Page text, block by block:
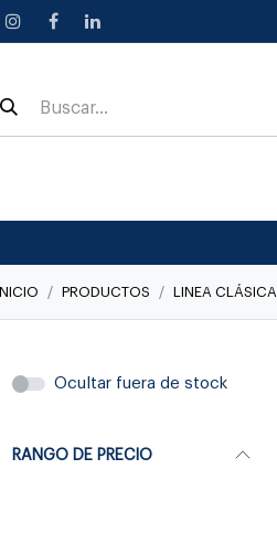
INICIO PRODUCTOS LINEA CLÁSICA
Ocultar fuera de stock
RANGO DE PRECIO